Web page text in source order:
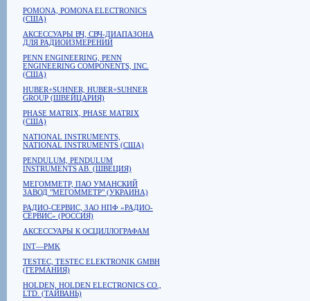
POMONA, POMONA ELECTRONICS
(США)
АКСЕССУАРЫ ВЧ, СВЧ-ДИАПАЗОНА
ДЛЯ РАДИОИЗМЕРЕНИЙ
PENN ENGINEERING, PENN
ENGINEERING COMPONENTS, INC.
(США)
HUBER+SUHNER, HUBER+SUHNER
GROUP (ШВЕЙЦАРИЯ)
PHASE MATRIX, PHASE MATRIX
(США)
NATIONAL INSTRUMENTS,
NATIONAL INSTRUMENTS (США)
PENDULUM, PENDULUM
INSTRUMENTS AB. (ШВЕЦИЯ)
МЕГОММЕТР, ПАО УМАНСКИЙ
ЗАВОД "МЕГОММЕТР" (УКРАИНА)
РАДИО-СЕРВИС, ЗАО НПФ «РАДИО-
СЕРВИС» (РОССИЯ)
АКСЕССУАРЫ К ОСЦИЛЛОГРАФАМ
INT—PMK
TESTEC, TESTEC ELEKTRONIK GMBH
(ГЕРМАНИЯ)
HOLDEN, HOLDEN ELECTRONICS CO.,
LTD. (ТАЙВАНЬ)